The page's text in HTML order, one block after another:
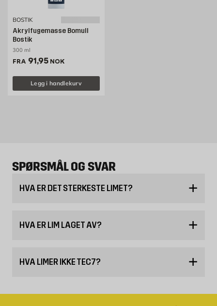
BOSTIK
Akrylfugemasse Bomull
Bostik
300 ml
FRA Pris 91.95 NOK /stk
91,95 NOK
Legg i handlekurv
SPØRSMÅL OG SVAR
HVA ER DET STERKESTE LIMET?
HVA ER LIM LAGET AV?
HVA LIMER IKKE TEC7?